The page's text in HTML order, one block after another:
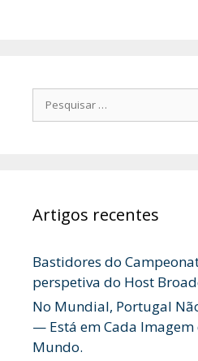
Pesquisar
por:
Artigos recentes
Bastidores do
perspetiva do Host
No Mundial, Portugal
— Está em Cada Imagem
Mundo.